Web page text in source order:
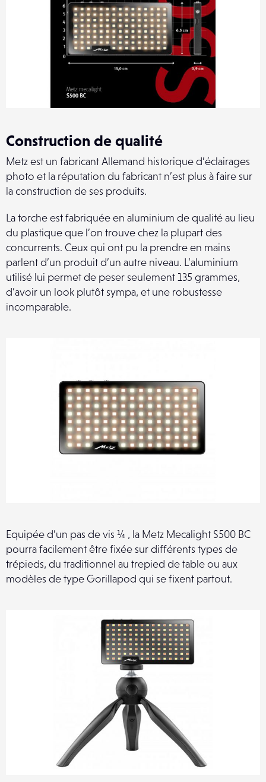
Construction de qualité
Metz est un fabricant Allemand historique d’éclairages
photo et la réputation du fabricant n’est plus à faire sur
la construction de ses produits.
La torche est fabriquée en aluminium de qualité au lieu
du plastique que l’on trouve chez la plupart des
concurrents. Ceux qui ont pu la prendre en mains
parlent d’un produit d’un autre niveau. L’aluminium
utilisé lui permet de peser seulement 135 grammes,
d’avoir un look plutôt sympa, et une robustesse
incomparable.
Equipée d’un pas de vis ¼ , la Metz Mecalight S500 BC
pourra facilement être fixée sur différents types de
trépieds, du traditionnel au trepied de table ou aux
modèles de type Gorillapod qui se fixent partout.